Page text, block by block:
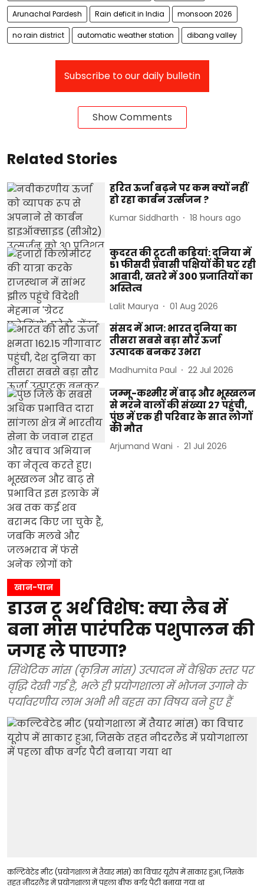
Arunachal Pardesh Rain deficit in India monsoon 2026
no rain district automatic weather station dibang valley
Subscribe to our daily bulletin
Show Comments
Related Stories
हरित ऊर्जा बढ़ने पर कम क्‍यों नहीं
हो रहा कार्बन उर्त्‍सजन ?
Kumar Siddharth 18 hours ago
कुदरत की टूटती कड़ियां: दुनिया में
51 फीसदी प्रवासी पक्षियों की घट रही
आबादी, खतरे में 300 प्रजातियों का
अस्तित्व
Lalit Maurya 01 Aug 2026
संसद में आज: भारत दुनिया का
तीसरा सबसे बड़ा सौर ऊर्जा
उत्पादक बनकर उभरा
Madhumita Paul 22 Jul 2026
जम्मू-कश्मीर में बाढ़ और भूस्खलन
से मरने वालों की संख्या 27 पहुंची,
पुंछ में एक ही परिवार के सात लोगों
की मौत
Arjumand Wani 21 Jul 2026
खान-पान
डाउन टू अर्थ विशेष: क्या लैब में
बना मांस पारंपरिक पशुपालन की
जगह ले पाएगा?
सिंथेटिक मांस (कृत्रिम मांस) उत्पादन में वैश्विक स्तर पर
वृद्धि देखी गई है, भले ही प्रयोगशाला में भोजन उगाने के
पर्यावरणीय लाभ अभी भी बहस का विषय बने हुए हैं
कल्टिवेटेड मीट (प्रयोगशाला में तैयार मांस) का विचार यूरोप में साकार हुआ, जिसके
तहत नीदरलैंड में प्रयोगशाला में पहला बीफ बर्गर पैटी बनाया गया था